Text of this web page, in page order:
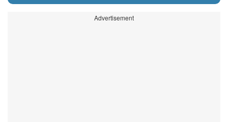
Advertisement